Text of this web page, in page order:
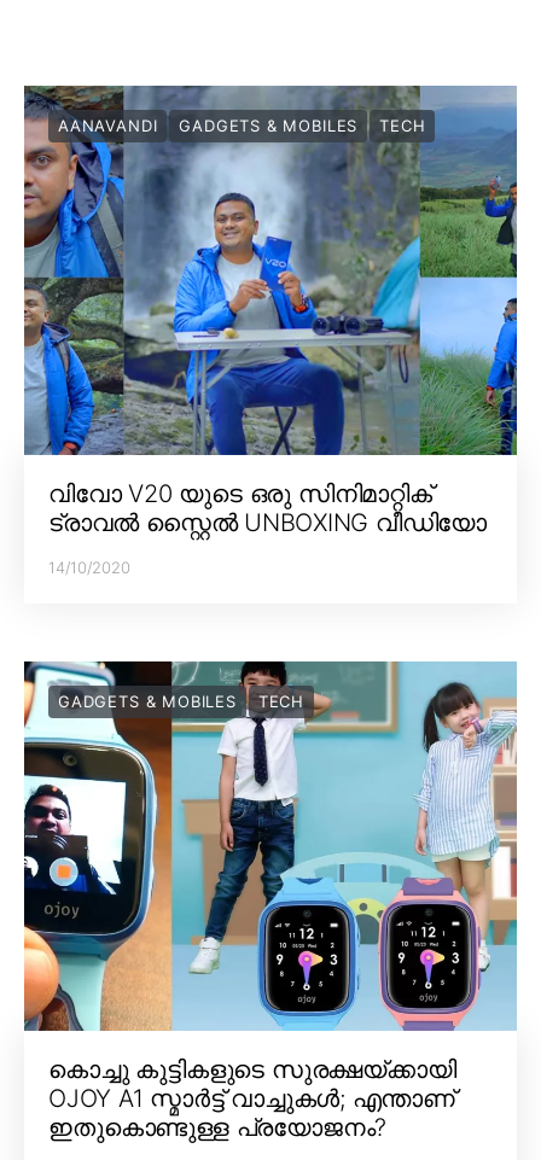
AANAVANDI GADGETS & MOBILES TECH
വിവോ V20 യുടെ ഒരു സിനിമാറ്റിക്
ട്രാവൽ സ്റ്റൈൽ UNBOXING വീഡിയോ
14/10/2020
GADGETS & MOBILES TECH
കൊച്ചു കുട്ടികളുടെ സുരക്ഷയ്ക്കായി
OJOY A1 സ്മാർട്ട് വാച്ചുകൾ; എന്താണ്
ഇതുകൊണ്ടുള്ള പ്രയോജനം?